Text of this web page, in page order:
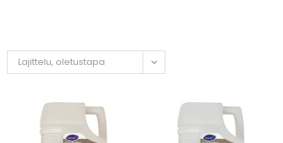
Lajittelu, oletustapa